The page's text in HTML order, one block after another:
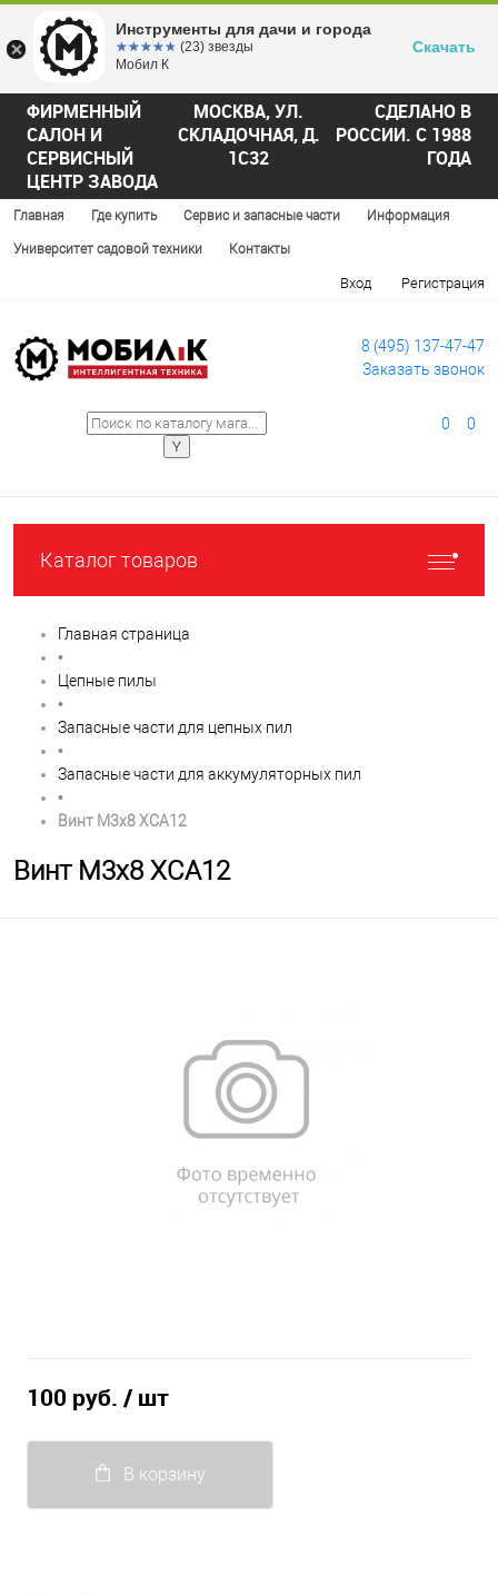
ФИРМЕННЫЙ
САЛОН И
СЕРВИСНЫЙ
ЦЕНТР ЗАВОДА
МОСКВА, УЛ.
СКЛАДОЧНАЯ, Д.
1С32
СДЕЛАНО В
РОССИИ. С 1988
ГОДА
Главная Где купить Сервис и запасные части Информация
Университет садовой техники Контакты
Вход Регистрация
8 (495) 137-47-47
Заказать звонок
0 0
Каталог товаров
Главная страница
•
Цепные пилы
•
Запасные части для цепных пил
•
Запасные части для аккумуляторных пил
•
Винт М3х8 XCA12
Винт М3х8 XCA12
100 руб. / шт
В корзину
Инструменты для дачи и города
☆☆☆☆☆
★★★★★ (23) звезды
Мобил К
Скачать